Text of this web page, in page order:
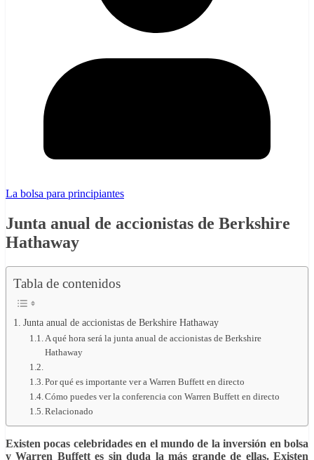
La bolsa para principiantes
Junta anual de accionistas de Berkshire
Hathaway
Tabla de contenidos
Junta anual de accionistas de Berkshire Hathaway
A qué hora será la junta anual de accionistas de Berkshire
Hathaway
Por qué es importante ver a Warren Buffett en directo
Cómo puedes ver la conferencia con Warren Buffett en directo
Relacionado
Existen pocas celebridades en el mundo de la inversión en bolsa
y Warren Buffett es sin duda la más grande de ellas. Existen